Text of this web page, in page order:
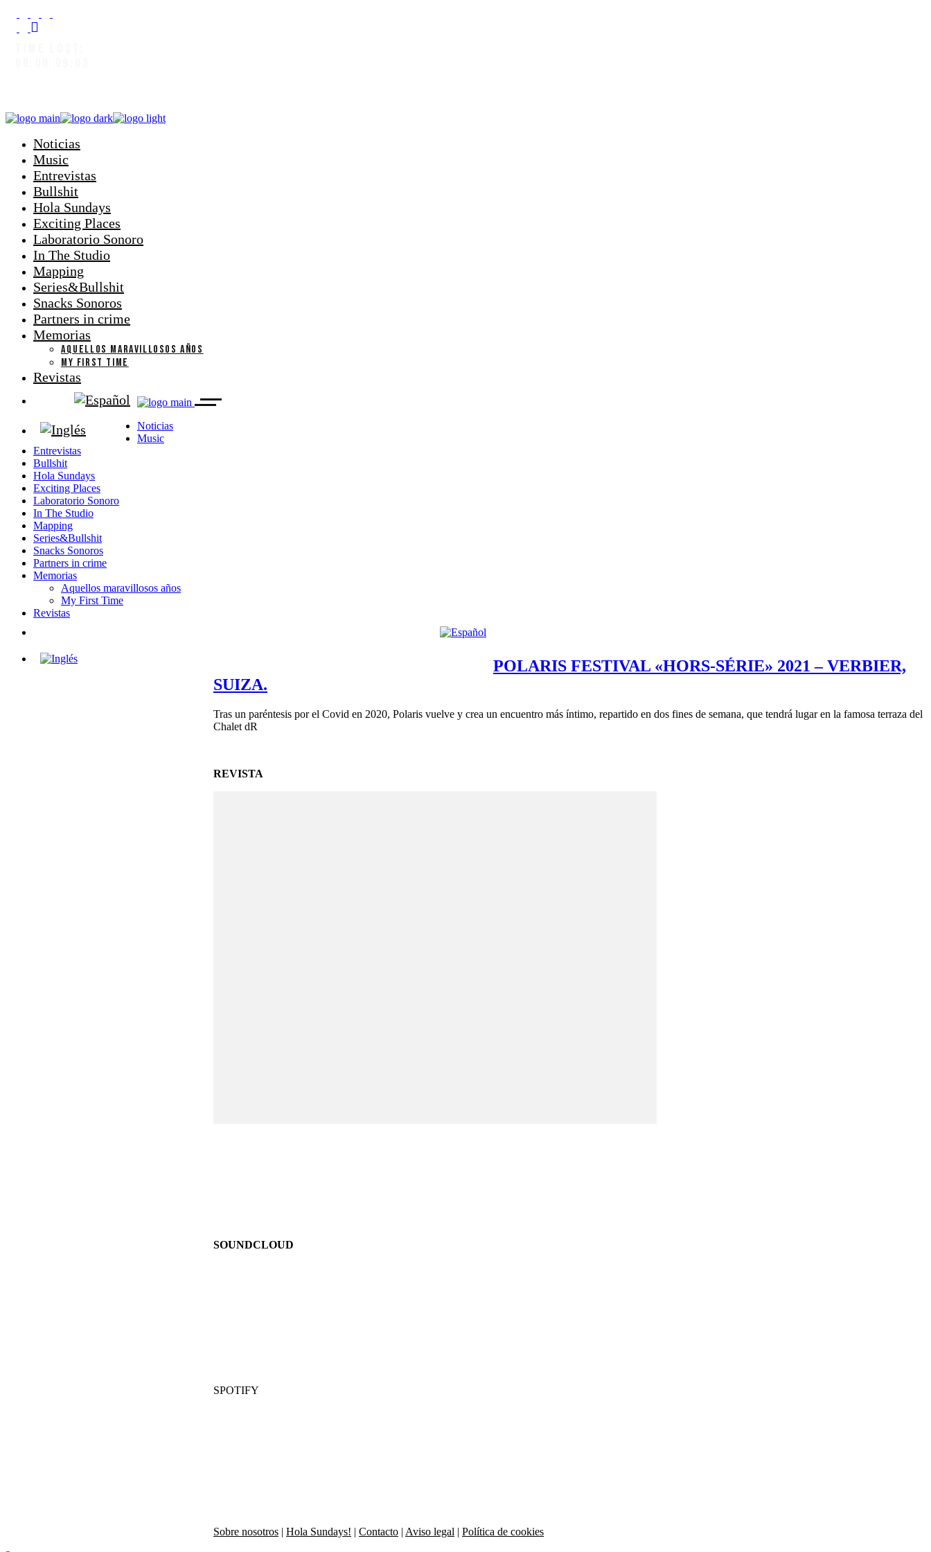
Noticias
Music
Entrevistas
Bullshit
Hola Sundays
Exciting Places
Laboratorio Sonoro
In The Studio
Mapping
Series&Bullshit
Snacks Sonoros
Partners in crime
Memorias
AQUELLOS MARAVILLOSOS AÑOS
MY FIRST TIME
Revistas
Noticias
Music
Entrevistas
Bullshit
Hola Sundays
Exciting Places
Laboratorio Sonoro
In The Studio
Mapping
Series&Bullshit
Snacks Sonoros
Partners in crime
Memorias
Aquellos maravillosos años
My First Time
Revistas
POLARIS FESTIVAL «HORS-SÉRIE» 2021 – VERBIER,
SUIZA.
Tras un paréntesis por el Covid en 2020, Polaris vuelve y crea un encuentro más íntimo, repartido en dos fines de semana, que tendrá lugar en la famosa terraza del
Chalet dR
REVISTA
SOUNDCLOUD
SPOTIFY
Sobre nosotros | Hola Sundays! | Contacto | Aviso legal | Política de cookies